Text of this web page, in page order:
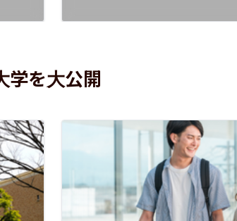
学を大公開